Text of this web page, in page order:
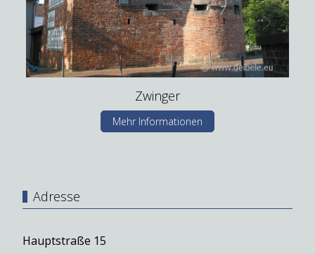
Zwinger
Mehr Informationen
Adresse
Hauptstraße 15